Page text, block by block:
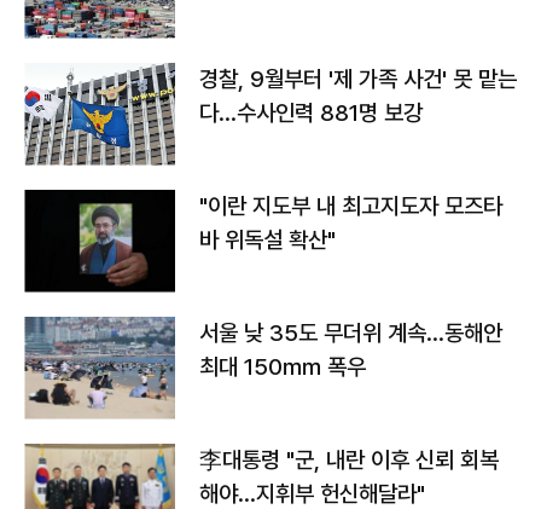
경찰, 9월부터 '제 가족 사건' 못 맡는
다…수사인력 881명 보강
"이란 지도부 내 최고지도자 모즈타
바 위독설 확산"
서울 낮 35도 무더위 계속…동해안
최대 150㎜ 폭우
李대통령 "군, 내란 이후 신뢰 회복
해야…지휘부 헌신해달라"